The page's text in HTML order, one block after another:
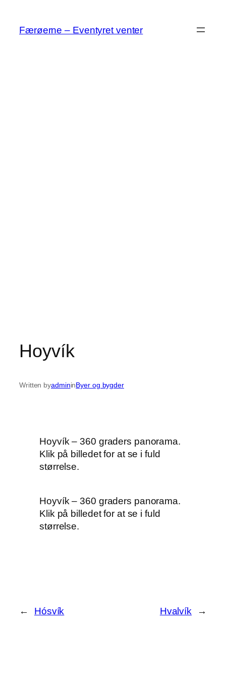
indhold
Færøerne – Eventyret venter
Hoyvík
Written byadmininByer og bygder
Hoyvík – 360 graders panorama.
Klik på billedet for at se i fuld
størrelse.
Hoyvík – 360 graders panorama.
Klik på billedet for at se i fuld
størrelse.
← Hósvík Hvalvík →